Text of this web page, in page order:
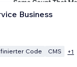
Business
Code CMS +1